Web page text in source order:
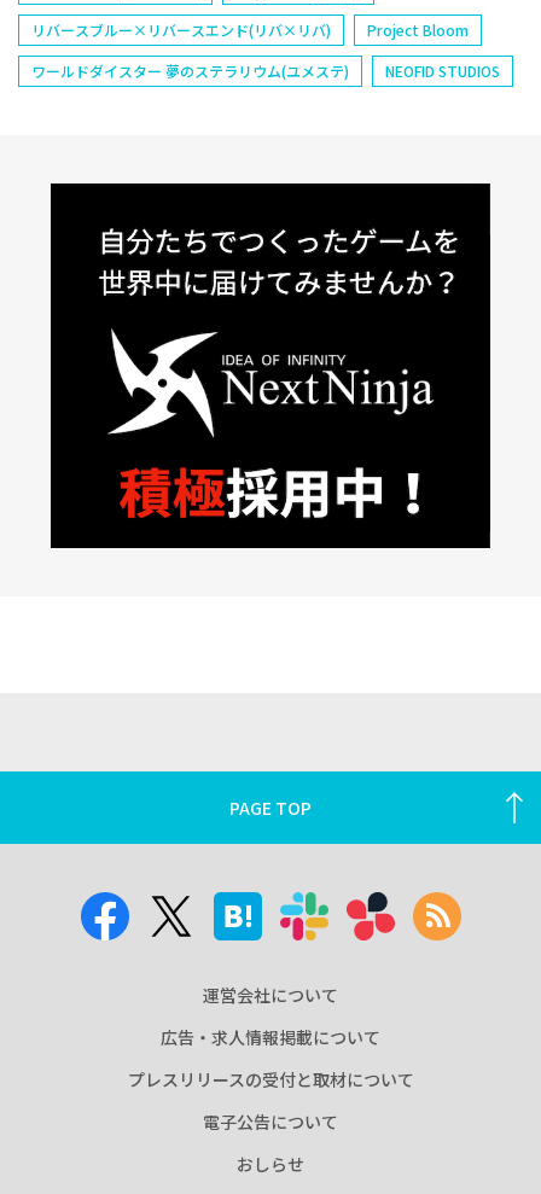
リバースブルー×リバースエンド(リバ×リバ)
Project Bloom
ワールドダイスター 夢のステラリウム(ユメステ)
NEOFID STUDIOS
PAGE TOP
運営会社について
広告・求人情報掲載について
プレスリリースの受付と取材について
電子公告について
おしらせ